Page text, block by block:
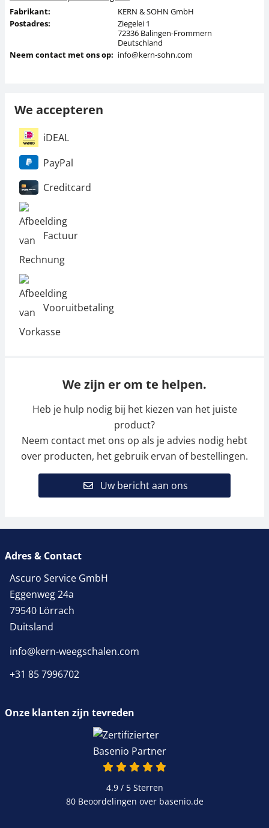
Fabrikant:
KERN & SOHN GmbH
Postadres:
Ziegelei 1
72336 Balingen-Frommern
Deutschland
Neem contact met ons op: info@kern-sohn.com
We accepteren
iDEAL
PayPal
Creditcard
Factuur
Vooruitbetaling
We zijn er om te helpen.
Heb je hulp nodig bij het kiezen van het juiste
product?
Neem contact met ons op als je advies nodig hebt
over producten, het gebruik ervan of bestellingen.
Uw bericht aan ons
Adres & Contact
Ascuro Service GmbH
Eggenweg 24a
79540 Lörrach
Duitsland
info@kern-weegschalen.com
+31 85 7996702
Onze klanten zijn tevreden
4.9 van 5
4.9 / 5Sterren
80 Beoordelingen over basenio.de